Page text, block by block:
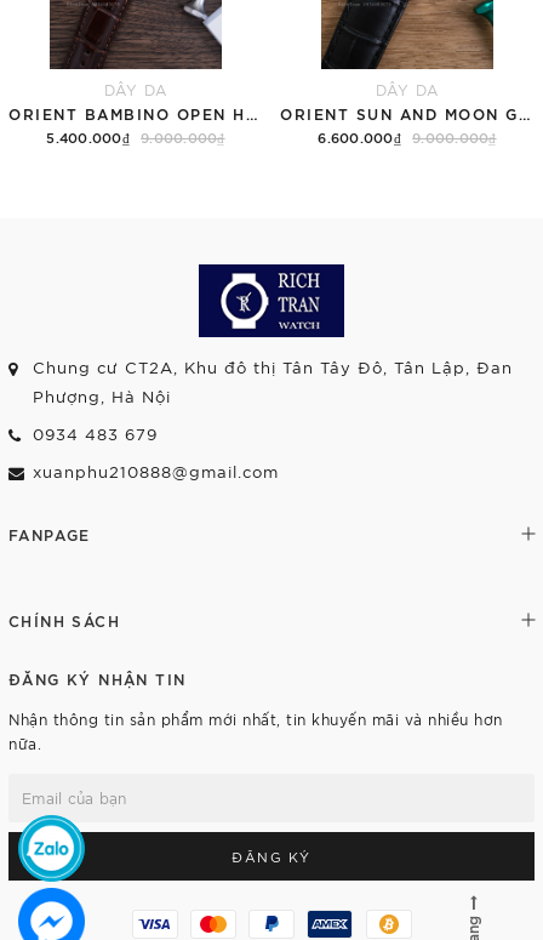
DÂY DA
5.400.000₫ 9.000.000₫
DÂY DA
6.600.000₫ 9.000.000₫
Chung cư CT2A, Khu đô thị Tân Tây Đô, Tân Lập, Đan
Phượng, Hà Nội
0934 483 679
xuanphu210888@gmail.com
FANPAGE
CHÍNH SÁCH
ĐĂNG KÝ NHẬN TIN
Nhận thông tin sản phẩm mới nhất, tin khuyến mãi và nhiều hơn
nữa.
ĐĂNG KÝ